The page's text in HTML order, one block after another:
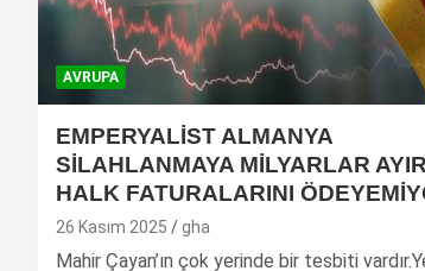
AVRUPA
EMPERYALİST ALMANYA
SİLAHLANMAYA MİLYARLAR
HALK FATURALARINI
26 Kasım 2025 gha
Mahir Çayan’ın çok yerinde bir tesbiti